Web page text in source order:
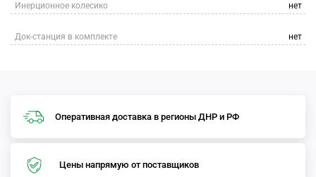
Инерционное колесико нет
Док-станция в комплекте нет
Оперативная доставка в регионы ДНР и РФ
Цены напрямую от поставщиков